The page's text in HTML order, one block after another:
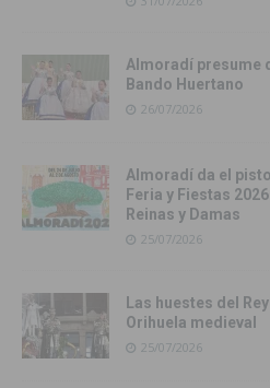
Almoradí presume
Bando Huertano
26/07/2026
Almoradí da el
Feria y Fiestas
Reinas y Damas
25/07/2026
Las huestes del
Orihuela medieval
25/07/2026